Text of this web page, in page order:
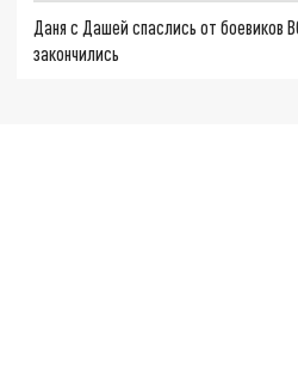
Даня с Дашей спаслись от боевиков
закончились